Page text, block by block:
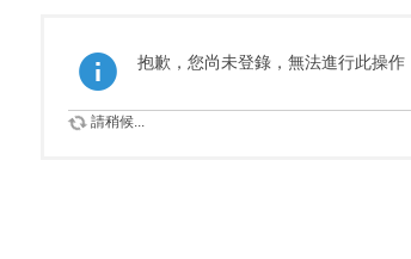
抱歉，您尚未登錄，無法進行此操作
請稍候...